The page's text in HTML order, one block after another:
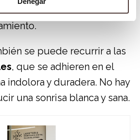
el paciente a partir de
se puede recurrir a las
, que se adhieren en el
indolora y duradera. No hay
una sonrisa blanca y sana.